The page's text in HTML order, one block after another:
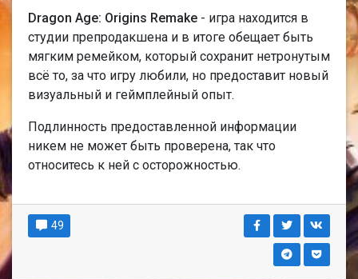
Dragon Age: Origins Remake - игра находится в
студии препродакшена и в итоге обещает быть
мягким ремейком, который сохранит нетронутым
всё то, за что игру любили, но предоставит новый
визуальный и геймплейный опыт.
Подлинность предоставленной информации
никем не может быть проверена, так что
относитесь к ней с осторожностью.
49